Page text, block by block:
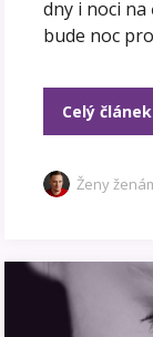
dny i noci
bude noc
Celý článek
Ženy